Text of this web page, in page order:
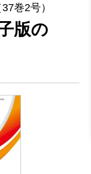
巻2号）
版の